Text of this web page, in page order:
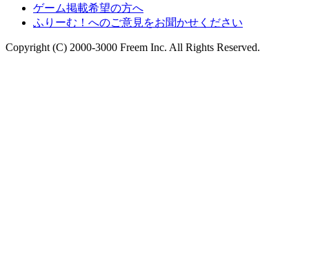
ゲーム掲載希望の方へ
ふりーむ！へのご意見をお聞かせください
Copyright (C) 2000-3000 Freem Inc. All Rights Reserved.